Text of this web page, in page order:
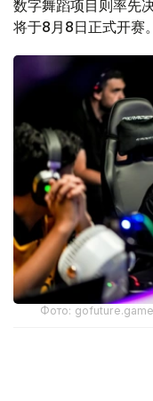
数字舞蹈项目则率先
将于8月8日正式开赛。
Фото: